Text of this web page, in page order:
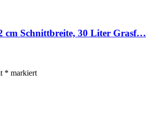
cm Schnittbreite, 30 Liter Grasf…
* markiert